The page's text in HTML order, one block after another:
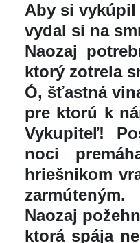
Aby si vykúpil
vydal si na
Naozaj
ktorý zotrela
Ó, šťastná
pre ktorú k
Vykupiteľ!
noci
hriešnikom
zarmúteným.
Naozaj
ktorá spája